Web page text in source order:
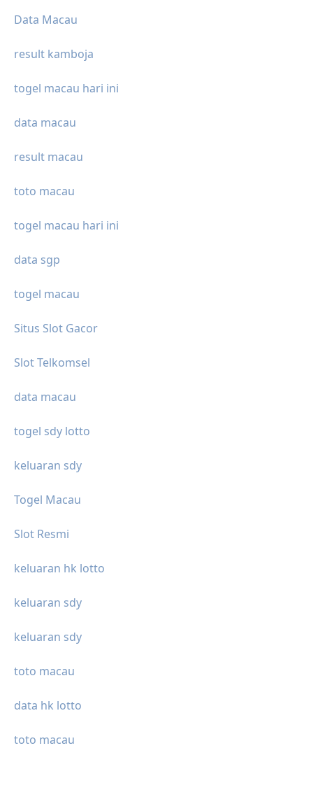
Data Macau
result kamboja
togel macau hari ini
data macau
result macau
toto macau
togel macau hari ini
data sgp
togel macau
Situs Slot Gacor
Slot Telkomsel
data macau
togel sdy lotto
keluaran sdy
Togel Macau
Slot Resmi
keluaran hk lotto
keluaran sdy
keluaran sdy
toto macau
data hk lotto
toto macau